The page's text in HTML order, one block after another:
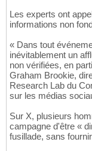
Les experts ont
informations non
« Dans tout
inévitablement un
non vérifiées, en
Graham Brookie,
Research Lab du
sur les médias
Sur X, plusieurs
campagne d'être «
fusillade, sans